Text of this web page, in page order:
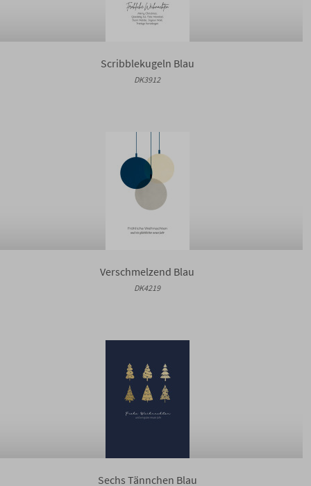
Scribblekugeln Blau
DK3912
Verschmelzend Blau
DK4219
Sechs Tännchen Blau